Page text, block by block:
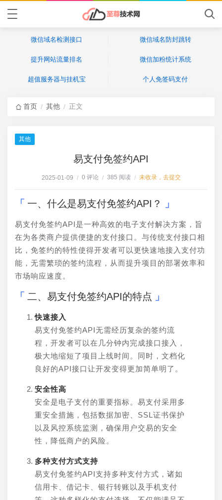
微信域名检测接口 微信域名防封跳转
提升网站流量排名 微信加粉统计系统
超值服务器与挂机宝 个人免签码支付
首页 / 其他 / 正文
其他
易支付免签约API
2025-01-09 / 0 评论 / 385 阅读 / 未收录，去提交
一、什么是易支付免签约API？
易支付免签约API是一种高效的电子支付解决方案，旨
在为各类商户提供便捷的支付接口。与传统支付接口相
比，免签约的特性使得开发者可以更快速地接入支付功
能，无需繁琐的签约流程，从而提升项目的部署效率和
市场响应速度。
二、易支付免签约API的特点
快速接入
易支付免签约API无需经历复杂的签约流
程，开发者可以在几分钟内完成接口接入，
极大地缩短了项目上线时间。同时，文档化
良好的API接口让开发变得更加简单明了。
安全性高
安全是电子支付的重要指标。易支付采用多
重安全措施，包括数据加密、SSL证书保护
以及风控系统监测，确保用户交易的安全
性，降低商户的风险。
多种支付方式支持
易支付免签约API支持多种支付方式，诸如
信用卡、借记卡、银行转账以及手机支付